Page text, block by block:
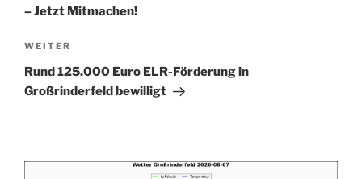
– Jetzt Mitmachen!
Nächster
Beitrag
WEITER
Rund 125.000 Euro ELR-Förderung in
Großrinderfeld bewilligt